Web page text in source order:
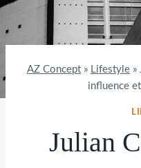
AZ Concept » Lifestyle »
influence
Julian